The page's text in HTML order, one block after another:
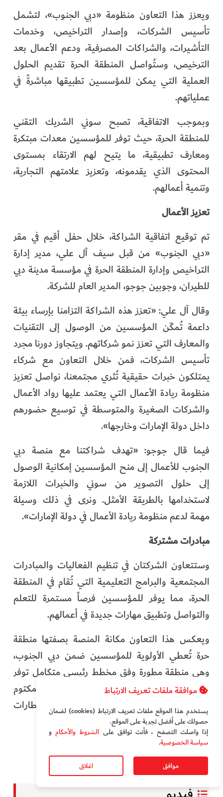
ويعزز هذا التعاون منظومة «دبي الجنوب»، لتشمل
تأسيس الشركات، وإصدار التراخيص، وخدمات
التأشيرات، والشراكات المصرفية، ودعم الأعمال بعد
الترخيص، وستُواصل المنطقة الحرة تقديم الحلول
العملية التي يمكن للمؤسسين تطبيقها مباشرةً في
عملياتهم.
وبموجب الاتفاقية، تصبح سوني الشريك التقني
للمنطقة الحرة، حيث توفر للمؤسسين معدات مبتكرة
ومعارف تطبيقية، ما يتيح لهم الارتقاء بمستوى
المحتوى الذي يقدمونه، وتعزيز علامتهم التجارية،
وتنمية أعمالهم.
تعزيز الأعمال
تم توقيع اتفاقية الشراكة، خلال حفل أقيم في مقر
«دبي الجنوب» من قبل سيف آل علي، مدير إدارة
التراخيص وإدارة المنطقة الحرة في مؤسسة مدينة دبي
للطيران، وجوبين جوجو، المدير العام للشركة.
وقال آل علي: «تعزز هذه الشراكة التزامنا بإرساء بيئة
داعمة تُمكّن المؤسسين من الوصول إلى التقنيات
والمعارف التي تعزز نمو شركاتهم. ويتجاوز دورنا مجرد
تأسيس الشركات، فمن خلال التعاون مع شركاء
يمتلكون خبرات حقيقية تُثري مجتمعنا، نواصل تعزيز
منظومة ريادة الأعمال التي يعتمد عليها رواد الأعمال
والشركات الصغيرة والمتوسطة في توسيع حضورهم
داخل دولة الإمارات وخارجها».
فيما قال جوجو: «تهدف شراكتنا مع منصة دبي
الجنوب للأعمال إلى منح المؤسسين إمكانية الوصول
إلى حلول التصوير من سوني والخبرات اللازمة
لاستخدامها بالطريقة الأمثل. ونرى في ذلك وسيلة
مهمة لدعم منظومة ريادة الأعمال في دولة الإمارات».
مبادرات مشتركة
وستتعاون الشركتان في تنظيم الفعاليات والمبادرات
المجتمعية والبرامج التعليمية التي تُقام في المنطقة
الحرة، مما يوفر للمؤسسين فرصاً مستمرة للتعلم
والتواصل وتطبيق مهارات جديدة في أعمالهم.
ويعكس هذا التعاون مكانة المنصة بصفتها منطقة
حرة تُعطي الأولوية للمؤسسين ضمن دبي الجنوب،
وهي منطقة مطورة وفق مخطط رئيسي متكامل توفر
منظومة أعمال متكاملة تتمحور حول مطار آل مكتوم
الدولي وترتبط به، إلى جانب ميناء جبل علي وقطارات
الاتحاد وشبكات الطرق الرئيسية في المنطقة.
سوني
موافقة ملفات تعريف الارتباط
يستخدم هذا الموقع ملفات تعريف الارتباط (cookies) لضمان
حصولك على أفضل تجربة على الموقع‏.
إذا واصلت التصفح ، فأنت توافق على الشروط والأحكامو
سياسة الخصوصية.
موافق اغلاق